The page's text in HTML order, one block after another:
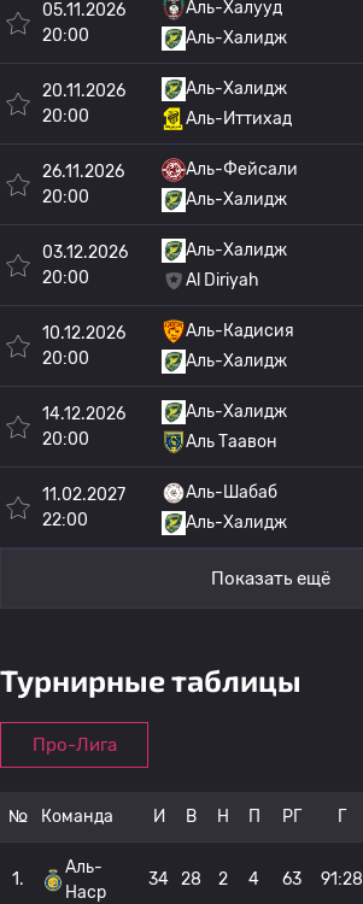
05.11.2026
20:00
Аль-Халууд
Аль-Халидж
20.11.2026
20:00
Аль-Халидж
Аль-Иттихад
26.11.2026
20:00
Аль-Фейсали
Аль-Халидж
03.12.2026
20:00
Аль-Халидж
Al Diriyah
10.12.2026
20:00
Аль-Кадисия
Аль-Халидж
14.12.2026
20:00
Аль-Халидж
Аль Таавон
11.02.2027
22:00
Аль-Шабаб
Аль-Халидж
Показать ещё
Турнирные таблицы
Про-Лига
№ Команда И В Н П РГ Г
1.
Аль-
Наср
34 28 2 4 63 91:28